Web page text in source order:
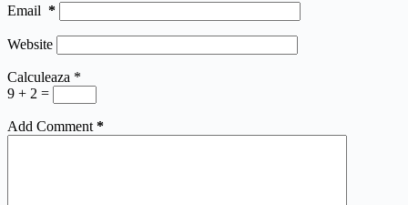
Email *
Website
Calculeaza *
9 + 2 =
Add Comment *